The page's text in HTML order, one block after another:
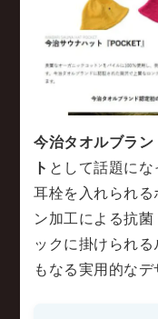
今治タオルブラ
ト として話題に
耳栓を入れられ
ン加工による抗
ックに掛けられ
もなる実用的なデ